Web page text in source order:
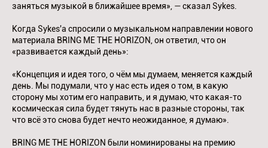
заняться музыкой в ближайшее время», — сказал Sykes.
Когда Sykes'a спросили о музыкальном направлении нового
материала BRING ME THE HORIZON, он ответил, что он
«развивается каждый день»:
«Концепция и идея того, о чём мы думаем, меняется каждый
день. Мы подумали, что у нас есть идея о том, в какую
сторону мы хотим его направить, и я думаю, что какая-то
космическая сила будет тянуть нас в разные стороны, так
что всё это снова будет нечто неожиданное, я думаю».
BRING ME THE HORIZON были номинированы на премию